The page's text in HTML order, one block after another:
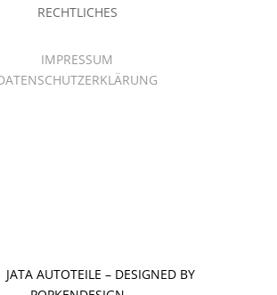
RECHTLICHES
IMPRESSUM
AUTOTEILE – DESIGNED BY